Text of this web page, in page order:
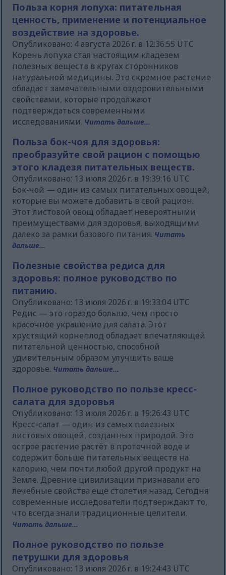
Польза корня лопуха: питательная
ценность, применение и потенциальное
воздействие на здоровье.
Опубликовано: 4 августа 2026 г. в 12:36:55 UTC
Корень лопуха стал настоящим кладезем
полезных веществ в кругах сторонников
натуральной медицины. Это скромное растение
обладает замечательными оздоровительными
свойствами, которые продолжают
подтверждаться современными
исследованиями. Читать дальше...
Польза бок-чоя для здоровья:
преобразуйте свой рацион с помощью
этого кладезя питательных веществ.
Опубликовано: 13 июля 2026 г. в 19:39:16 UTC
Бок-чой — один из самых питательных овощей,
которые вы можете добавить в свой рацион.
Этот листовой овощ обладает невероятными
преимуществами для здоровья, выходящими
далеко за рамки базового питания. Читать
дальше...
Полезные свойства редиса для
здоровья: полное руководство по
питанию.
Опубликовано: 13 июля 2026 г. в 19:33:04 UTC
Редис — это гораздо больше, чем просто
красочное украшение для салата. Этот
хрустящий корнеплод обладает впечатляющей
питательной ценностью, способной
удивительным образом улучшить ваше
здоровье. Читать дальше...
Полное руководство по пользе кресс-
салата для здоровья
Опубликовано: 13 июля 2026 г. в 19:26:43 UTC
Кресс-салат — один из самых полезных
листовых овощей, созданных природой. Это
острое растение растёт в проточной воде и
содержит больше питательных веществ на
калорию, чем почти любой другой продукт на
Земле. Древние цивилизации признавали его
лечебные свойства ещё столетия назад. Сегодня
современные исследователи подтверждают то,
что всегда знали традиционные целители.
Читать дальше...
Полное руководство по пользе
петрушки для здоровья
Опубликовано: 13 июля 2026 г. в 19:24:43 UTC